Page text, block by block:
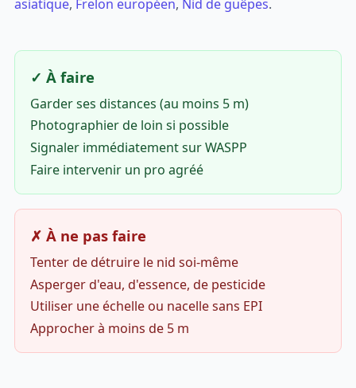
asiatique, Frelon européen, Nid de guêpes.
✓ À faire
Garder ses distances (au moins 5 m)
Photographier de loin si possible
Signaler immédiatement sur WASPP
Faire intervenir un pro agréé
✗ À ne pas faire
Tenter de détruire le nid soi-même
Asperger d'eau, d'essence, de pesticide
Utiliser une échelle ou nacelle sans EPI
Approcher à moins de 5 m